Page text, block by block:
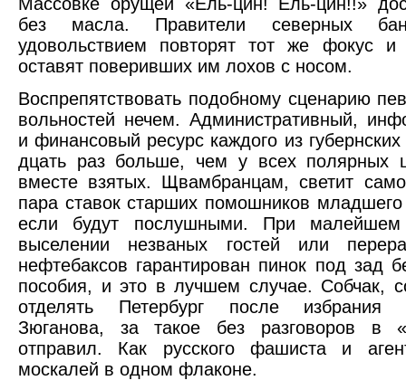
без масла. Правители северных
удовольствием повторят тот же фокус и
оставят поверивших им лохов с носом.
Воспрепятствовать подобному сценарию
вольностей нечем. Административный,
и финансовый ресурс каждого из
дцать раз больше, чем у всех полярных
вместе взятых. Щвамбранцам, светит
пара ставок старших помошников
если будут послушными. При малейшем
выселении незваных гостей
или
нефтебаксов гарантирован пинок под зад
пособия, и это в лучшем случае. Собчак,
отделять Петербург после избрания
Зюганова, за такое без разговоров в
отправил. Как русского фашиста и
москалей в одном флаконе.